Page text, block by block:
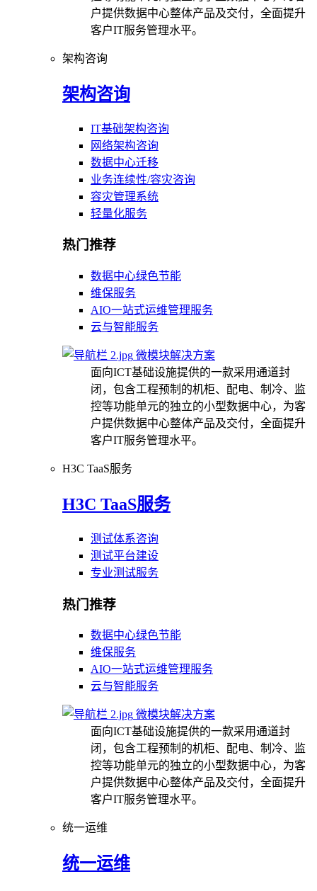
户提供数据中心整体产品及交付，全面提升
客户IT服务管理水平。
架构咨询
架构咨询
IT基础架构咨询
网络架构咨询
数据中心迁移
业务连续性/容灾咨询
容灾管理系统
轻量化服务
热门推荐
数据中心绿色节能
维保服务
AIO一站式运维管理服务
云与智能服务
微模块解决方案
面向ICT基础设施提供的一款采用通道封
闭，包含工程预制的机柜、配电、制冷、监
控等功能单元的独立的小型数据中心，为客
户提供数据中心整体产品及交付，全面提升
客户IT服务管理水平。
H3C TaaS服务
H3C TaaS服务
测试体系咨询
测试平台建设
专业测试服务
热门推荐
数据中心绿色节能
维保服务
AIO一站式运维管理服务
云与智能服务
微模块解决方案
面向ICT基础设施提供的一款采用通道封
闭，包含工程预制的机柜、配电、制冷、监
控等功能单元的独立的小型数据中心，为客
户提供数据中心整体产品及交付，全面提升
客户IT服务管理水平。
统一运维
统一运维